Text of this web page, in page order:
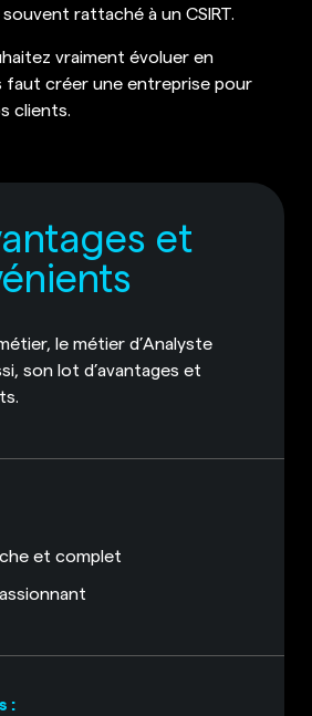
rattaché à un CSIRT.
vraiment évoluer en
faut créer une entreprise pour
clients.
et
le métier d’Analyste
son lot d’avantages et
et complet
: